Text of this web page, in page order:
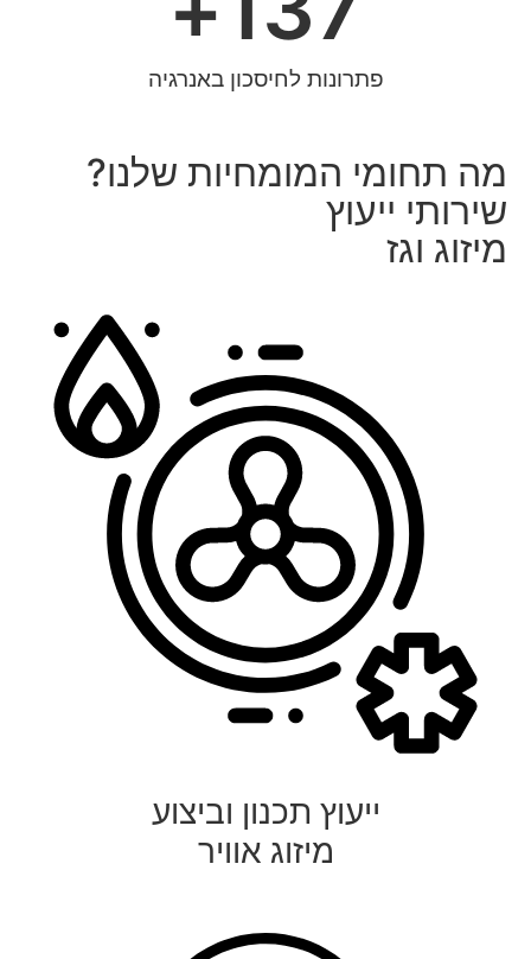
פתרונות לחיסכון באנרגיה
מה תחומי המומחיות שלנו?
שירותי ייעוץ
מיזוג וגז
ייעוץ תכנון וביצוע
מיזוג אוויר